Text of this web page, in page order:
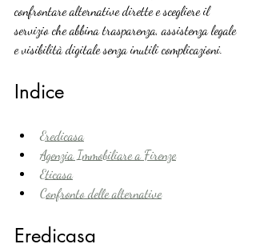
confrontare alternative dirette e scegliere il
servizio che abbina trasparenza, assistenza legale
e visibilità digitale senza inutili complicazioni.
Indice
Eredicasa
Agenzia Immobiliare a Firenze
Eticasa
Confronto delle alternative
Eredicasa